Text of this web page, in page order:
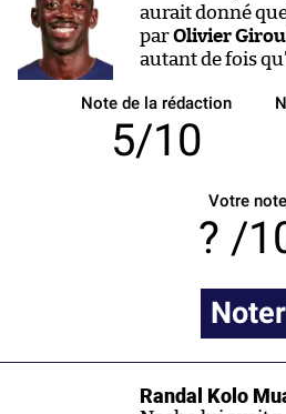
aurait donné
parOlivier
autant de fois
Note de la rédaction
5/10
Votre note
/
Noter
Randal Kolo